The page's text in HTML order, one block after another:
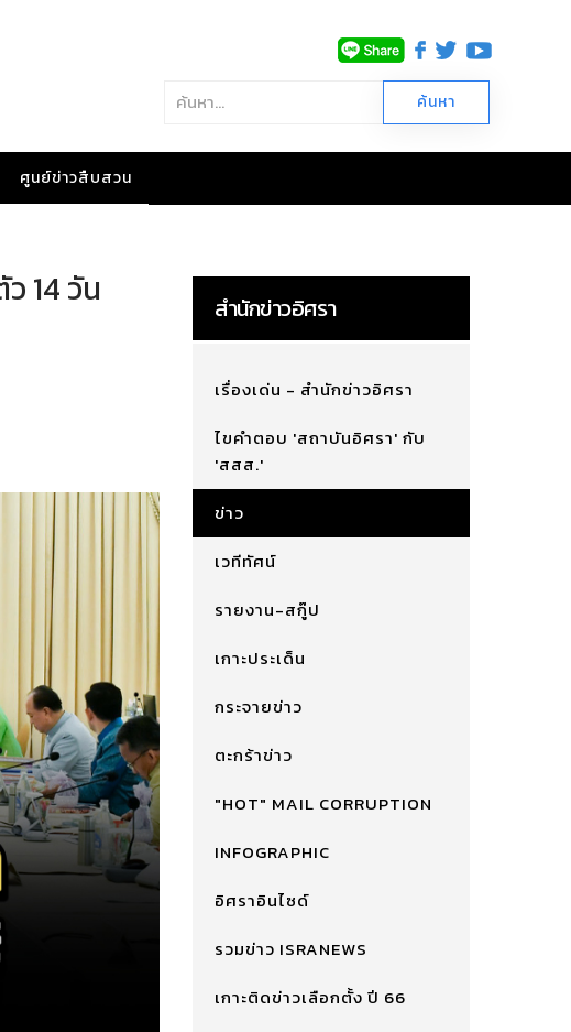
ศูนย์ข่าวสืบสวน
14 วัน สำนักข่าวอิศรา
เรื่องเด่น - สำนักข่าวอิศรา
ไขคำตอบ 'สถาบันอิศรา' กับ
'สสส.'
ข่าว
เวทีทัศน์
รายงาน-สกู๊ป
เกาะประเด็น
กระจายข่าว
ตะกร้าข่าว
"HOT" MAIL CORRUPTION
INFOGRAPHIC
อิศราอินไซด์
รวมข่าว ISRANEWS
เกาะติดข่าวเลือกตั้ง ปี 66